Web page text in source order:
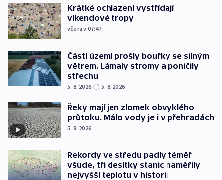
Krátké ochlazení vystřídají
víkendové tropy
včera v 07:47
Částí území prošly bouřky se silným
větrem. Lámaly stromy a poničily
střechu
5. 8. 2026 5. 8. 2026
Řeky mají jen zlomek obvyklého
průtoku. Málo vody je i v přehradách
5. 8. 2026
Rekordy ve středu padly téměř
všude, tři desítky stanic naměřily
nejvyšší teplotu v historii